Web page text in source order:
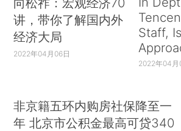
讲，带你了解国内外
经济大局
2022年04月06日
Staff,
2022年04月
非京籍五环内购房社保降至一
年 北京市公积金最高可贷340